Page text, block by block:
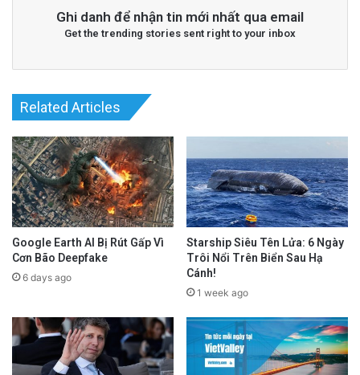
Ghi danh để nhận tin mới nhất qua email
Get the trending stories sent right to your inbox
Related Articles
Google Earth AI Bị Rút Gấp Vì
Cơn Bão Deepfake
6 days ago
Starship Siêu Tên Lửa: 6 Ngày
Trôi Nổi Trên Biển Sau Hạ
Cánh!
1 week ago